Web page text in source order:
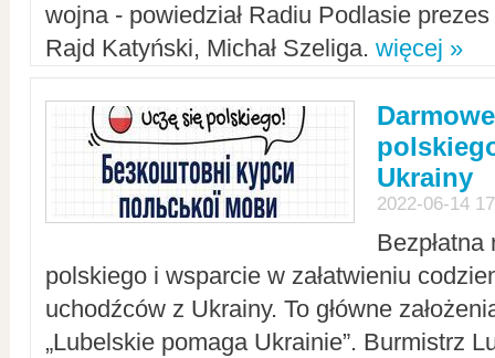
wojna - powiedział Radiu Podlasie
Rajd Katyński, Michał Szeliga. więcej »
Ukrainy
2022-06-14
polskiego i wsparcie w załatwieniu
uchodźców z Ukrainy. To główne
„Lubelskie pomaga Ukrainie”. Burmistrz